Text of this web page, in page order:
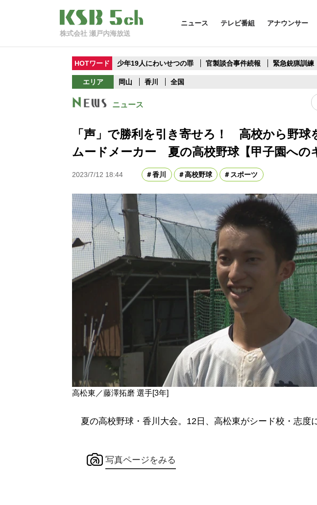
株式会社 瀬戸内海放送
ニュース テレビ番組 アナウンサー
HOTワード 少年19人にわいせつの罪 官製談合事件続報 緊急銃猟訓練
エリア 岡山 香川 全国
ニュース
「声」で勝利を引き寄せろ！ 高校から野球
ムードメーカー 夏の高校野球【甲子園への
2023/7/12 18:44 香川 高校野球 スポーツ
高松東／藤澤拓磨 選手[3年]
夏の高校野球・香川大会。12日、高松東がシード校・志度
写真ページをみる